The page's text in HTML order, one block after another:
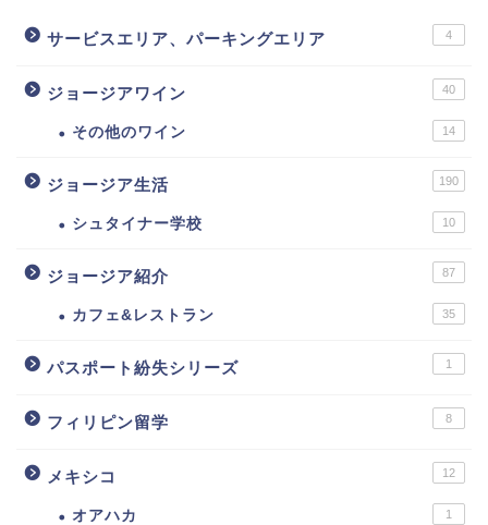
サービスエリア、パーキングエリア 4
ジョージアワイン 40
その他のワイン 14
ジョージア生活 190
シュタイナー学校 10
ジョージア紹介 87
カフェ&レストラン 35
パスポート紛失シリーズ 1
フィリピン留学 8
メキシコ 12
オアハカ 1